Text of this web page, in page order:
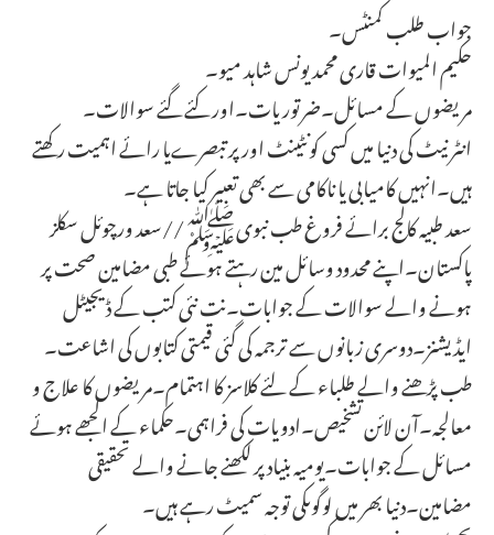
جواب طلب کمنٹس۔
حکیم المیوات قاری محمد یونس شاہد میو۔
مریضوں کے مسائل۔ضرتوریات۔اور کئے گئے سوالات۔
انٹر نیٹ کی دنیا میں کسی کونٹینٹ اور پر تبصرےیا رائے اہمیت رکھتے
ہیں۔انہیں کامیابی یا ناکامی سے بھی تعبیر کیا جاتا ہے۔
سعد طبیہ کالج برائے فروغ طب نبویﷺ//سعد ورچوئل سکلز
پاکستان۔اپنے محدود وسائل مین رہتے ہوئے طبی مضامین صحت پر
ہونے والے سوالات کے جوابات۔نت نئی کتب کے ڈیجیٹل
ایڈیشنز۔دوسری زبانوں سے ترجمہ کی گئی قیمتی کتابوں کی اشاعت۔
طب پڑھنے والے طلباء کے لئے کلاسز کا اہتمام۔مریضوں کا علاج و
معالجہ۔آن لائن تشخیص۔ادویات کی فراہمی۔حکماء کے الجھے ہوئے
مسائل کے جوابات۔یومیہ بنیاد پر لکھنے جانے والے تحقیقی
مضامین۔دنیا بھر میں لوگوںکی توجہ سمیٹ رہے ہیں۔